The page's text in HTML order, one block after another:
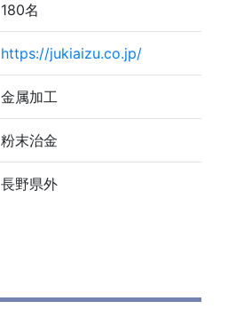
180名
https://jukiaizu.co.jp/
金属加工
粉末治金
長野県外